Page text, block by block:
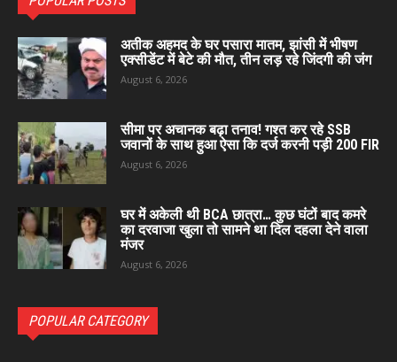
अतीक अहमद के घर पसारा मातम, झांसी में भीषण
एक्सीडेंट में बेटे की मौत, तीन लड़ रहे जिंदगी की जंग
August 6, 2026
सीमा पर अचानक बढ़ा तनाव! गश्त कर रहे SSB
जवानों के साथ हुआ ऐसा कि दर्ज करनी पड़ी 200 FIR
August 6, 2026
घर में अकेली थी BCA छात्रा… कुछ घंटों बाद कमरे
का दरवाजा खुला तो सामने था दिल दहला देने वाला
मंजर
August 6, 2026
POPULAR CATEGORY